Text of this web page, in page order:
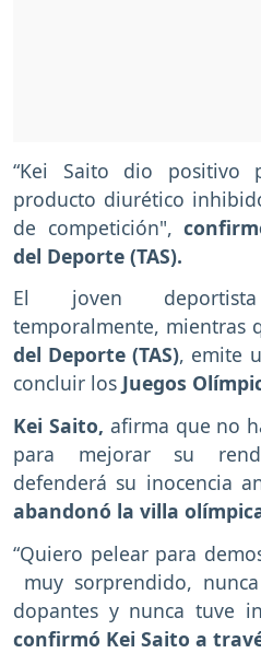
“Kei Saito dio positivo
producto diurético
de competición",
del Deporte (TAS).
El joven
temporalmente, mientras
del Deporte (TAS), emite
concluir los Juegos
Kei Saito, afirma que no
para mejorar su
defenderá su inocencia
abandonó la villa
“Quiero pelear para
muy sorprendido,
dopantes y nunca tuve
confirmó Kei Saito a